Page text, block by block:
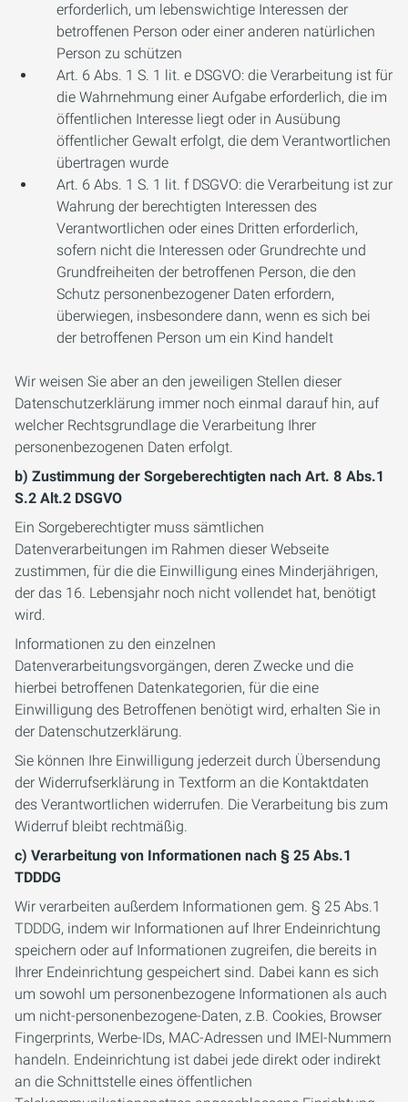
erforderlich, um lebenswichtige Interessen der
betroffenen Person oder einer anderen natürlichen
Person zu schützen
Art. 6 Abs. 1 S. 1 lit. e DSGVO: die Verarbeitung ist für
die Wahrnehmung einer Aufgabe erforderlich, die im
öffentlichen Interesse liegt oder in Ausübung
öffentlicher Gewalt erfolgt, die dem Verantwortlichen
übertragen wurde
Art. 6 Abs. 1 S. 1 lit. f DSGVO: die Verarbeitung ist zur
Wahrung der berechtigten Interessen des
Verantwortlichen oder eines Dritten erforderlich,
sofern nicht die Interessen oder Grundrechte und
Grundfreiheiten der betroffenen Person, die den
Schutz personenbezogener Daten erfordern,
überwiegen, insbesondere dann, wenn es sich bei
der betroffenen Person um ein Kind handelt
Wir weisen Sie aber an den jeweiligen Stellen dieser
Datenschutzerklärung immer noch einmal darauf hin, auf
welcher Rechtsgrundlage die Verarbeitung Ihrer
personenbezogenen Daten erfolgt.
b) Zustimmung der Sorgeberechtigten nach Art. 8 Abs.1
S.2 Alt.2 DSGVO
Ein Sorgeberechtigter muss sämtlichen
Datenverarbeitungen im Rahmen dieser Webseite
zustimmen, für die die Einwilligung eines Minderjährigen,
der das 16. Lebensjahr noch nicht vollendet hat, benötigt
wird.
Informationen zu den einzelnen
Datenverarbeitungsvorgängen, deren Zwecke und die
hierbei betroffenen Datenkategorien, für die eine
Einwilligung des Betroffenen benötigt wird, erhalten Sie in
der Datenschutzerklärung.
Sie können Ihre Einwilligung jederzeit durch Übersendung
der Widerrufserklärung in Textform an die Kontaktdaten
des Verantwortlichen widerrufen. Die Verarbeitung bis zum
Widerruf bleibt rechtmäßig.
c) Verarbeitung von Informationen nach § 25 Abs.1
TDDDG
Wir verarbeiten außerdem Informationen gem. § 25 Abs.1
TDDDG, indem wir Informationen auf Ihrer Endeinrichtung
speichern oder auf Informationen zugreifen, die bereits in
Ihrer Endeinrichtung gespeichert sind. Dabei kann es sich
um sowohl um personenbezogene Informationen als auch
um nicht-personenbezogene-Daten, z.B. Cookies, Browser
Fingerprints, Werbe-IDs, MAC-Adressen und IMEI-Nummern
handeln. Endeinrichtung ist dabei jede direkt oder indirekt
an die Schnittstelle eines öffentlichen